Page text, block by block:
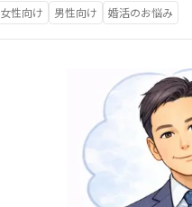
女性向け 男性向け 婚活のお悩み